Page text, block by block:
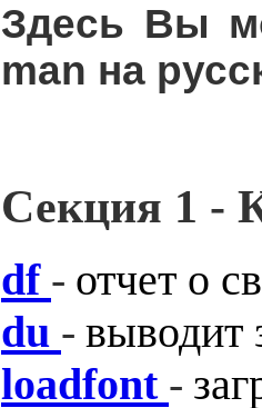
Здесь Вы
man на
Секция 1 -
df - отчет о
du - выводит
loadfont -